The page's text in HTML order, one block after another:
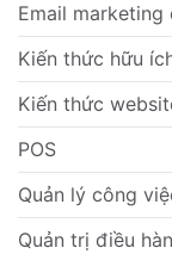
Email marketing
Kiến thức hữu
Kiến thức
POS
Quản lý công
Quản trị điều